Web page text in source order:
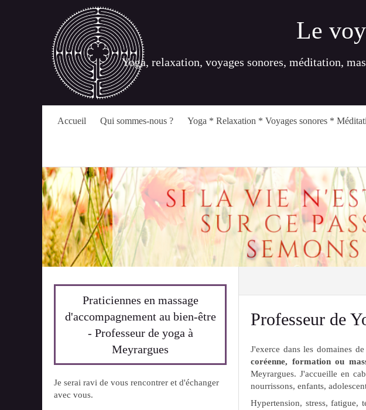
Le
Yoga, relaxation, voyages sonores, méditation,
Accueil Qui sommes-nous ? Yoga * Relaxation * Voyages sonores *
Professeur de
J'exerce dans les domaines
coréenne, formation ou
Meyrargues. J'accueille en
nourrissons, enfants,
Hypertension, stress, fatigue,
Praticiennes en massage
d'accompagnement au bien-être
- Professeur de yoga à
Meyrargues
Je serai ravi de vous rencontrer et d'échanger
avec vous.